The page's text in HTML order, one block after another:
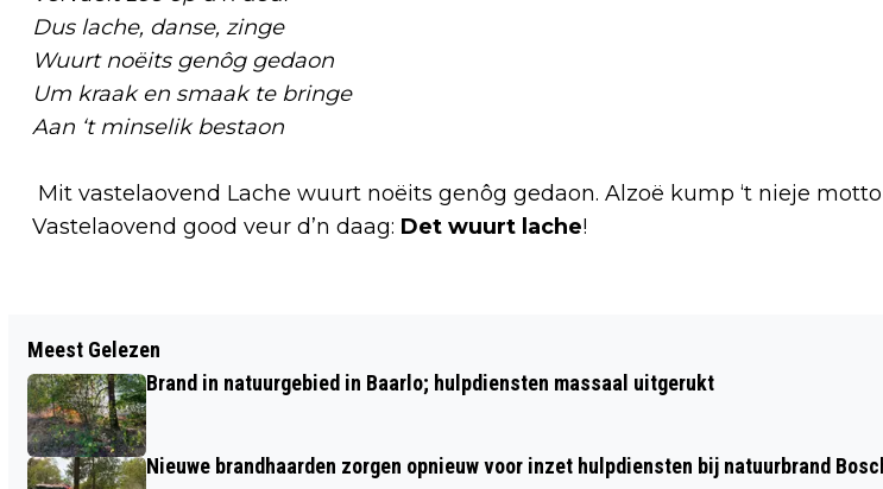
Dus lache, danse, zinge
Wuurt noëits genôg gedaon
Um kraak en smaak te bringe
Aan ‘t minselik bestaon
Mit vastelaovend Lache wuurt noëits genôg gedaon. Alzoë kump ‘t nieje
Vastelaovend good veur d’n daag: Det wuurt lache!
AANRIJDING OP DE BAARLOSESTRAAT
IN VENLO: FIETSER GEWOND
NAPOLEONSBAAN ZUID IN
Meest Gelezen
Brand in natuurgebied in Baarlo; hulpdiensten massaal uitgerukt
Nieuwe brandhaarden zorgen opnieuw voor inzet hulpdiensten bij natuurbrand